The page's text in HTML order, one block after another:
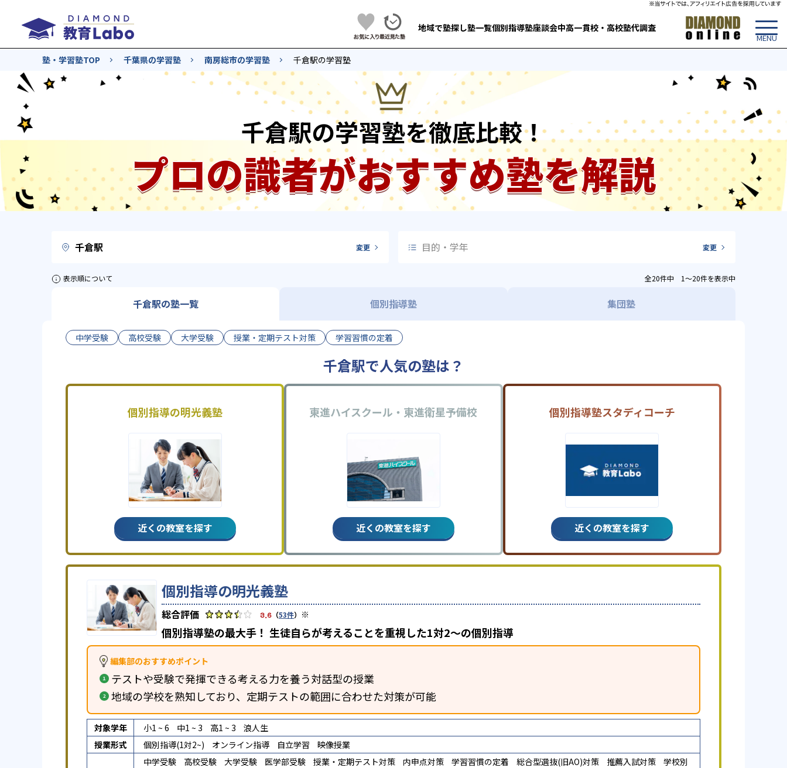
地域で塾探し塾一覧個別指導塾座談会中高一貫校・高校塾代調査
塾・学習塾TOP 千葉県の学習塾 南房総市の学習塾 千倉駅の学習塾
千倉駅の学習塾を徹底比較！
プロの識者がおすすめ塾を解説
千倉駅 変更 目的・学年 変更
表示順について 全20件中 1〜20件を表示中
千倉駅の塾一覧 個別指導塾 集団塾
中学受験 高校受験 大学受験 授業・定期テスト対策 学習習慣の定着
千倉駅で人気の塾は？
個別指導の明光義塾
近くの教室を探す
東進ハイスクール・東進衛星予備校
近くの教室を探す
個別指導塾スタディコーチ
近くの教室を探す
個別指導の明光義塾
3.6 （53件） ※
個別指導塾の最大手！ 生徒自らが考えることを重視した1対2〜の個別指導
編集部のおすすめポイント
テストや受験で発揮できる考える力を養う対話型の授業
地域の学校を熟知しており、定期テストの範囲に合わせた対策が可能
対象学年 小1 ~ 6 中1 ~ 3 高1 ~ 3
浪人生
授業形式
個別指導(1対2~) オンライン指導 自立学習 映像授業
中学受験 高校受験 大学受験 医学部受験 授業・定期テスト対策 内申点対策 学習習慣の定着 総合型選抜(旧AO)対策 推薦入試対策
学校別